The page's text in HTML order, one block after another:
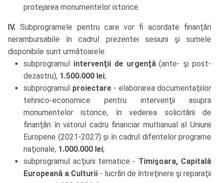
protejarea monumentelor istorice.
IV.Subprogramele pentru care vor fi acordate finanţări
nerambursabile în cadrul prezentei sesiuni şi sumele
disponibile sunt următoarele:
subprogramul intervenţii de urgenţă(ante- şi post-
dezastru), 1.500.000 lei;
subprogramul proiectare- elaborarea documentaţiilor
tehnico-economice pentru intervenţii asupra
monumentelor istorice, în vederea solicitării de
finanţări în viitorul cadru financiar multianual al Uniunii
Europene (2021-2027) şi în cadrul diferitelor programe
naţionale, 1.000.000 lei;
subprogramul acţiuni tematice - Timişoara, Capitală
Europeană a Culturii - lucrări de întreţinere şi reparaţii